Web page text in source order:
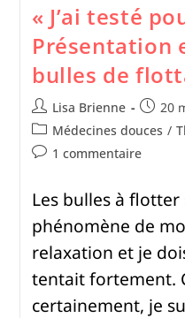
« J’ai testé
Présentation
bulles de
Lisa Brienne
20
Médecines douces /
1 commentaire
Les bulles à
phénomène de
relaxation et je
tentait fortement.
certainement, je